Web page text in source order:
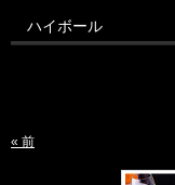
ハイボール
« 前